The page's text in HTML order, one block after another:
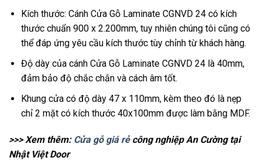
Kích thước: Cánh Cửa Gỗ Laminate CGNVD 24 có kích
thước chuẩn 900 x 2.200mm, tuy nhiên chúng tôi cũng có
thể đáp ứng yêu cầu kích thước tùy chỉnh từ khách hàng.
Độ dày của cánh Cửa Gỗ Laminate CGNVD 24 là 40mm,
đảm bảo độ chắc chắn và cách âm tốt.
Khung cửa có độ dày 47 x 110mm, kèm theo đó là nẹp
chỉ 2 mặt có kích thước 40x100mm được làm bằng MDF.
>>> Xem thêm: Cửa gỗ giá rẻcông nghiệp An Cường tại
Nhật Việt Door